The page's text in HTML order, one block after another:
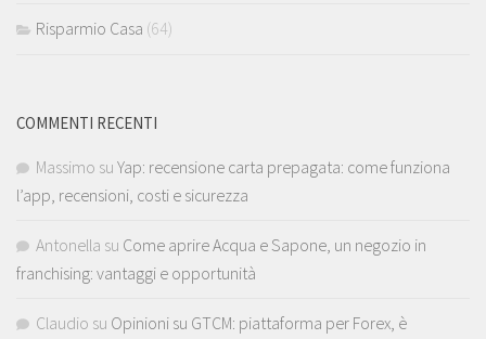
Risparmio Casa (64)
COMMENTI RECENTI
Massimo su Yap: recensione carta prepagata: come funziona
l’app, recensioni, costi e sicurezza
Antonella su Come aprire Acqua e Sapone, un negozio in
franchising: vantaggi e opportunità
Claudio su Opinioni su GTCM: piattaforma per Forex, è